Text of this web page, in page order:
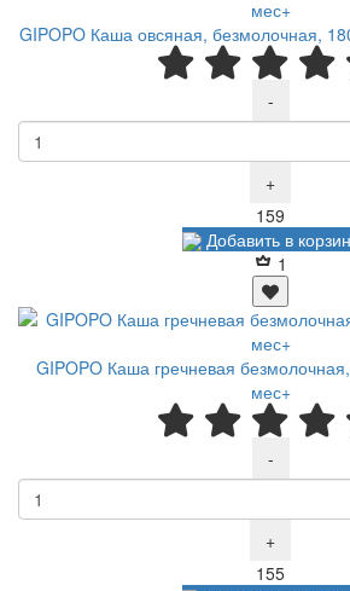
GIPOPO Каша овсяная, безмолочная,
-
+
159
Добавить в
1
GIPOPO Каша гречневая
мес+
-
+
155Р